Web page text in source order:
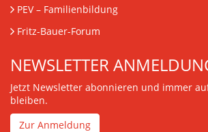
PEV– Familienbildung
Fritz-Bauer-Forum
NEWSLETTER
Jetzt Newsletter abonnieren und immer
bleiben.
Zur Anmeldung